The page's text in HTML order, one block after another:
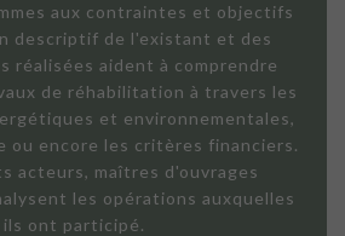
aux contraintes et objectifs
descriptif de l'existant et des
réalisées aident à comprendre
de réhabilitation à travers les
et environnementales,
ou encore les critères financiers.
acteurs, maîtres d'ouvrages
les opérations auxquelles
ils ont participé.